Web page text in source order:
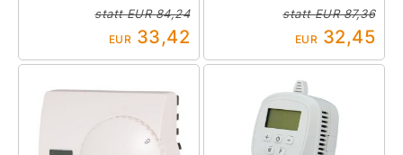
stattEUR 84,24
EUR 33,42
stattEUR 87,36
EUR 32,45